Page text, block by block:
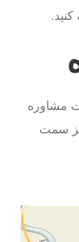
مشاوره
سمت